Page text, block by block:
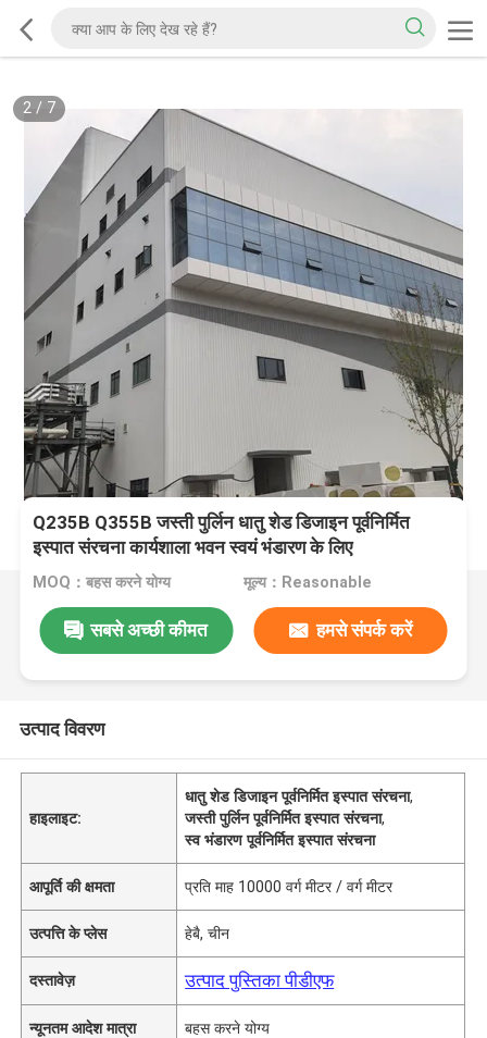
2/ 7
Q235B Q355B जस्ती पुर्लिन धातु शेड डिजाइन पूर्वनिर्मित
इस्पात संरचना कार्यशाला भवन स्वयं भंडारण के लिए
MOQ：बहस करने योग्य मूल्य：Reasonable
सबसे अच्छी कीमत हमसे संपर्क करें
उत्पाद विवरण
हाइलाइट:
धातु शेड डिजाइन पूर्वनिर्मित इस्पात संरचना,
जस्ती पुर्लिन पूर्वनिर्मित इस्पात संरचना,
स्व भंडारण पूर्वनिर्मित इस्पात संरचना
आपूर्ति की क्षमता प्रति माह 10000 वर्ग मीटर / वर्ग मीटर
उत्पत्ति के प्लेस हेबै, चीन
दस्तावेज़ उत्पाद पुस्तिका पीडीएफ
न्यूनतम आदेश मात्रा बहस करने योग्य